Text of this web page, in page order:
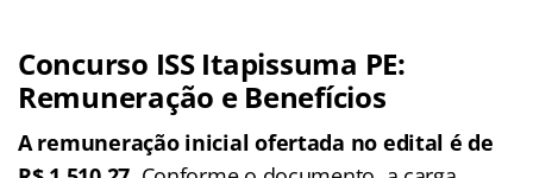
Concurso ISS Itapissuma PE:
Remuneração e Benefícios
A remuneração inicial ofertada no edital é de